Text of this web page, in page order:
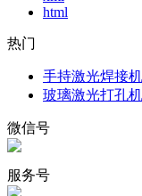
html
热门
手持激光焊接
玻璃激光打孔机
微信号
服务号